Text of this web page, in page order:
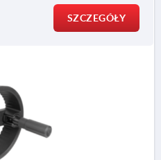
SZCZEGÓŁY